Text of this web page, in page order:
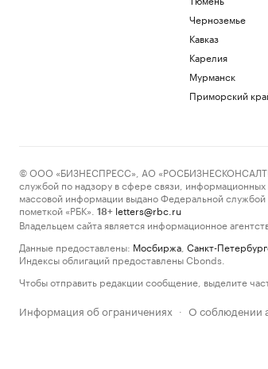
Черноземье
Кавказ
Карелия
Мурманск
Приморский
© ООО «БИЗНЕСПРЕСС», АО
службой по надзору в сфере связи,
массовой информации выдано Федеральной
пометкой «РБК».
18+ letters@rbc.ru
Владельцем сайта является информационное
Данные предоставлены: Мосбиржа Санкт-
Индексы облигаций предоставлены Cbonds.
Чтобы отправить редакции сообщение, выделите
Информация об ограничениях · О соблюдении